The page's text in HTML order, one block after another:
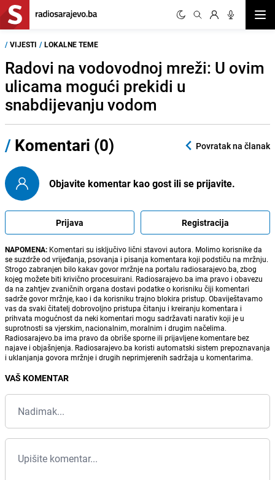
/ VIJESTI / LOKALNE TEME
Radovi na vodovodnoj mreži: U ovim
ulicama mogući prekidi u
snabdijevanju vodom
/ Komentari (0) Povratak na članak
Objavite komentar kao gost ili se prijavite.
Prijava Registracija
NAPOMENA: Komentari su isključivo lični stavovi autora. Molimo korisnike da
se suzdrže od vrijeđanja, psovanja i pisanja komentara koji podstiču na mržnju.
Strogo zabranjen bilo kakav govor mržnje na portalu radiosarajevo.ba, zbog
kojeg možete biti krivično procesuirani. Radiosarajevo.ba ima pravo i obavezu
da na zahtjev zvaničnih organa dostavi podatke o korisniku čiji komentari
sadrže govor mržnje, kao i da korisniku trajno blokira pristup. Obaviještavamo
vas da svaki čitatelj dobrovoljno pristupa čitanju i kreiranju komentara i
prihvata mogućnost da neki komentari mogu sadržavati narativ koji je u
suprotnosti sa vjerskim, nacionalnim, moralnim i drugim načelima.
Radiosarajevo.ba ima pravo da obriše sporne ili prijavljene komentare bez
najave i objašnjenja. Radiosarajevo.ba koristi automatski sistem prepoznavanja
i uklanjanja govora mržnje i drugih neprimjerenih sadržaja u komentarima.
VAŠ KOMENTAR